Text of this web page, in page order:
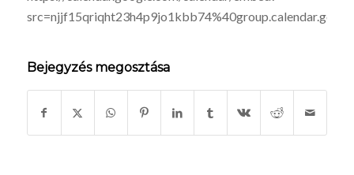
Bejegyzés megosztása